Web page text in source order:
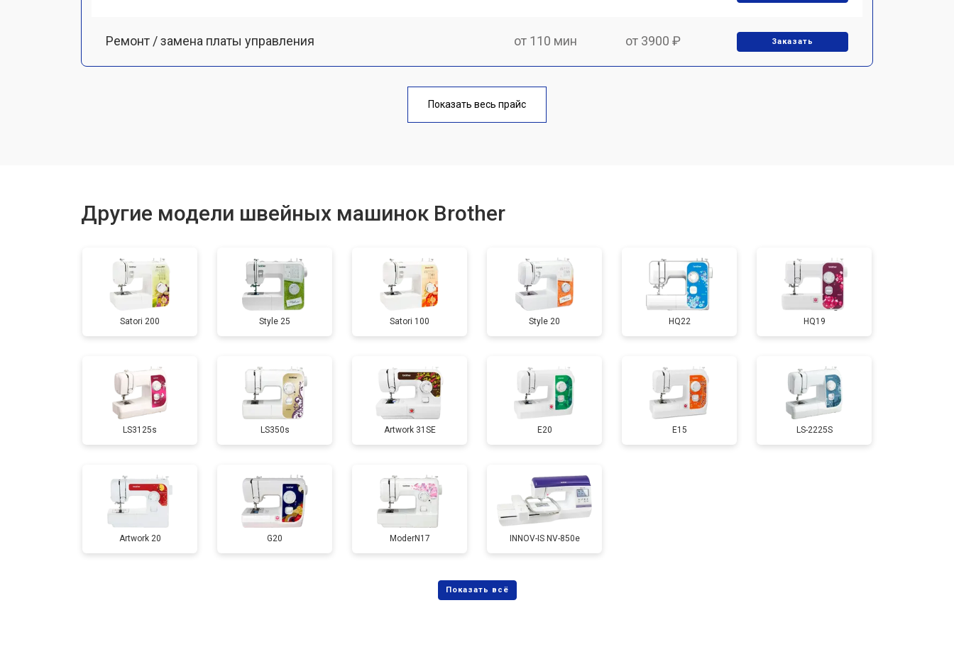
Ремонт / замена платы управления от 110 мин от 3900 ₽ Заказать
от 60 мин
Показать весь прайс
Другие модели швейных машинок Brother
Satori 200 Style 25 Satori 100 Style 20 HQ22 HQ19
LS3125s LS350s Artwork 31SE E20 E15 LS-2225S
Artwork 20 G20 ModerN17 INNOV-IS NV-850e